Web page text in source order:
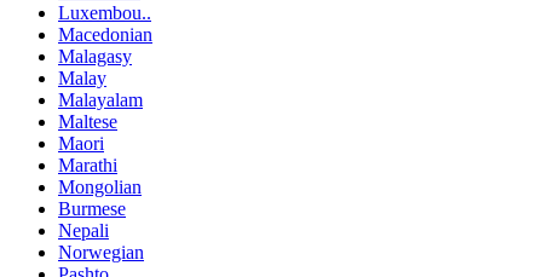
Luxembou..
Macedonian
Malagasy
Malay
Malayalam
Maltese
Maori
Marathi
Mongolian
Burmese
Nepali
Norwegian